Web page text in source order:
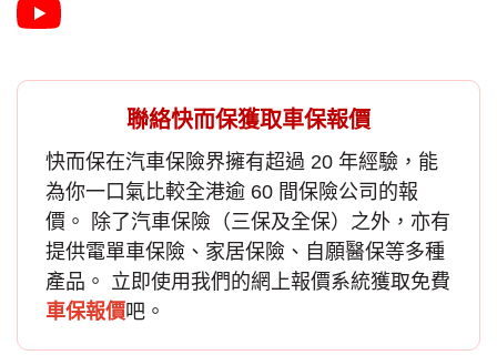
聯絡快而保獲取車保報價
快而保在汽車保險界擁有超過 20 年經驗，能
為你一口氣比較全港逾 60 間保險公司的報
價。 除了汽車保險 （三保及全保）之外，亦有
提供電單車保險、家居保險、自願醫保等多種
產品。 立即使用我們的網上報價系統獲取免費
車保報價吧。